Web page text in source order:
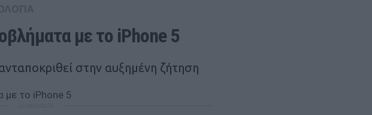
με το iPhone 5
στην αυξημένη ζήτηση